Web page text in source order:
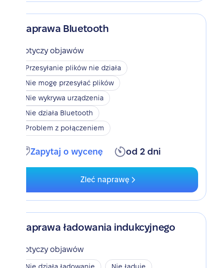
Naprawa Bluetooth
Dotyczy objawów
Przesyłanie plików nie działa
Nie mogę przesyłać plików
Nie wykrywa urządzenia
Nie działa Bluetooth
Problem z połączeniem
Zapytaj o wycenę od 2 dni
Zleć naprawę
Naprawa ładowania indukcyjnego
Dotyczy objawów